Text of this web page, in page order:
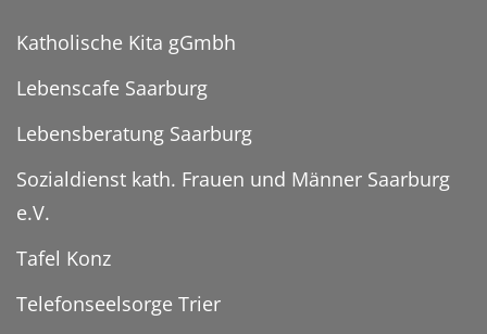
Katholische Kita gGmbh
Lebenscafe Saarburg
Lebensberatung Saarburg
Sozialdienst kath. Frauen und Männer Saarburg
e.V.
Tafel Konz
Telefonseelsorge Trier